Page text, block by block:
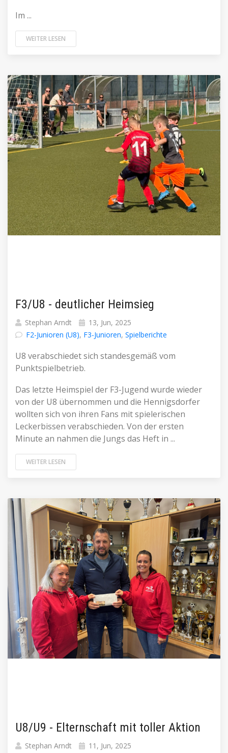
Im ...
WEITER LESEN
F3/U8 - deutlicher Heimsieg
Stephan Arndt
13, Jun, 2025
F2-Junioren (U8), F3-Junioren, Spielberichte
U8 verabschiedet sich standesgemäß vom
Punktspielbetrieb.
Das letzte Heimspiel der F3-Jugend wurde wieder
von der U8 übernommen und die Hennigsdorfer
wollten sich von ihren Fans mit spielerischen
Leckerbissen verabschieden. Von der ersten
Minute an nahmen die Jungs das Heft in ...
WEITER LESEN
U8/U9 - Elternschaft mit toller Aktion
Stephan Arndt 11, Jun, 2025